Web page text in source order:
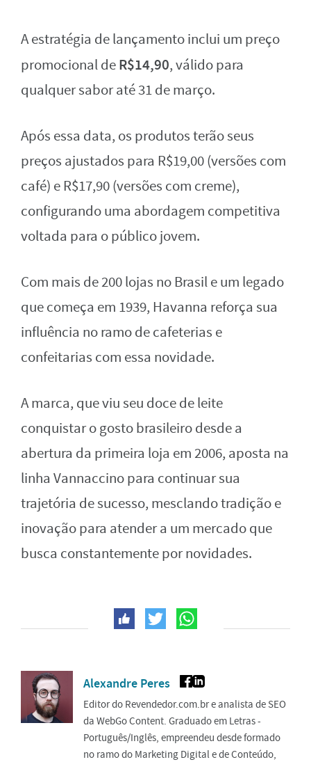
A estratégia de lançamento inclui um preço
promocional deR$14,90, válido para
qualquer sabor até 31 de março.
Após essa data, os produtos terão seus
preços ajustados para R$19,00 (versões com
café) e R$17,90 (versões com creme),
configurando uma abordagem competitiva
voltada para o público jovem.
Com mais de 200 lojas no Brasil e um legado
que começa em 1939, Havanna reforça sua
influência no ramo de cafeterias e
confeitarias com essa novidade.
A marca, que viu seu doce de leite
conquistar o gosto brasileiro desde a
abertura da primeira loja em 2006, aposta na
linha Vannaccino para continuar sua
trajetória de sucesso, mesclando tradição e
inovação para atender a um mercado que
busca constantemente por novidades.
Alexandre Peres
Editor do Revendedor.com.br e analista de SEO
da WebGo Content. Graduado em Letras -
Português/Inglês, empreendeu desde formado
no ramo do Marketing Digital e de Conteúdo,